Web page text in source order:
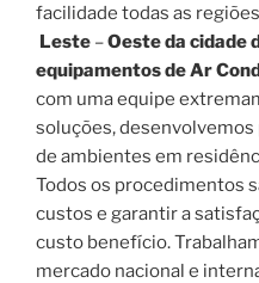
facilidade todas as
Leste –Oeste da cidade
equipamentos de Ar
com uma equipe
soluções,
de ambientes em
Todos os procedimentos
custos e garantir a
custo benefício.
mercado nacional e